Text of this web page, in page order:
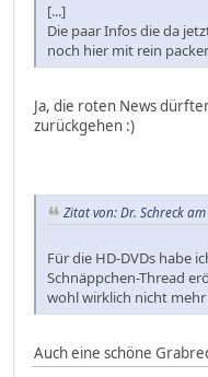
[...]
Die paar Infos die da
noch hier mit rein
Ja, die roten News
zurückgehen :)
Zitat von: Dr. Schreck
Für die HD-DVDs habe
Schnäppchen-Thread
wohl wirklich nicht mehr
Auch eine schöne